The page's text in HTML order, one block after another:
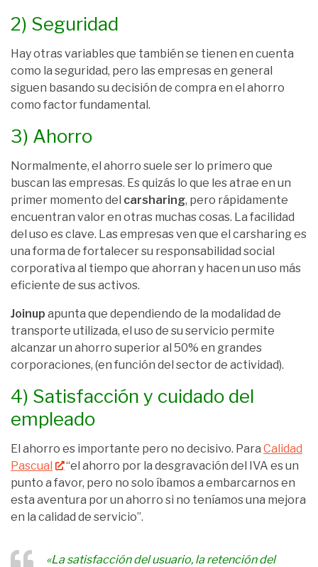
2) Seguridad
Hay otras variables que también se tienen en cuenta
como la seguridad, pero las empresas en general
siguen basando su decisión de compra en el ahorro
como factor fundamental.
3) Ahorro
Normalmente, el ahorro suele ser lo primero que
buscan las empresas. Es quizás lo que les atrae en un
primer momento del carsharing, pero rápidamente
encuentran valor en otras muchas cosas. La facilidad
del uso es clave. Las empresas ven que el carsharinges
una forma de fortalecer su responsabilidad social
corporativa al tiempo que ahorran y hacen un uso más
eficiente de sus activos.
Joinup apunta que dependiendo de la modalidad de
transporte utilizada, el uso de su servicio permite
alcanzar un ahorro superior al 50% en grandes
corporaciones, (en función del sector de actividad).
4) Satisfacción y cuidado del
empleado
El ahorro es importante pero no decisivo. Para Calidad
Pascual
“el ahorro por la desgravación del IVA es un
punto a favor, pero no solo íbamos a embarcarnos en
esta aventura por un ahorro si no teníamos una mejora
en la calidad de servicio”.
«La satisfacción del usuario, la retención del